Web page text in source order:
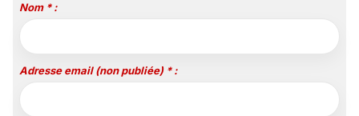
Nom * :
Adresse email (non publiée) * :